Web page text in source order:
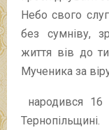
Небо свого
без сумніву,
життя вів до
Мученика за
народився